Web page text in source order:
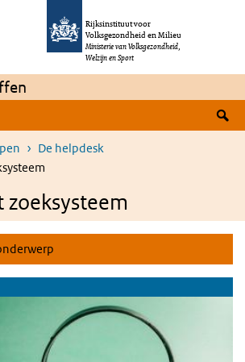
inhoud gaan
Rijksinstituut voor
Volksgezondheid en Milieu
Ministerie van Volksgezondheid,
Welzijn en Sport
De helpdesk